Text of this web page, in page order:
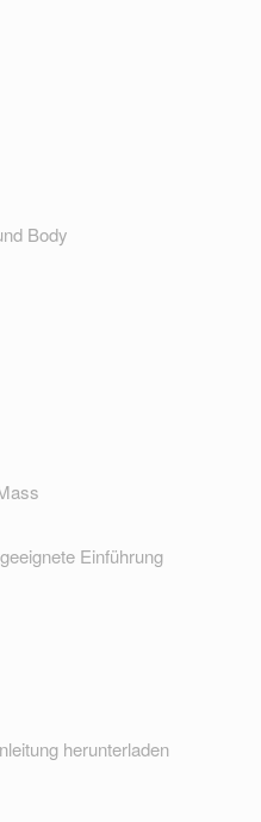
Body
Einführung
herunterladen